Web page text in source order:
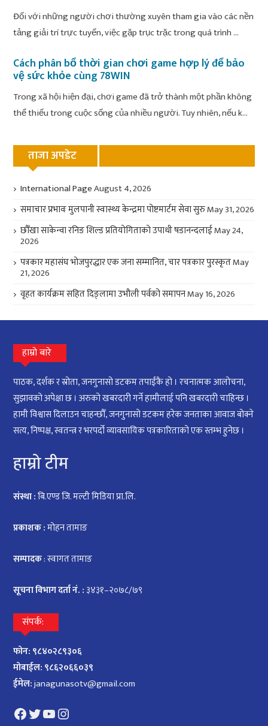
Đối với những người chơi thường xuyên tham gia vào các nền
tảng giải trí trực tuyến, việc gặp trục trặc trong quá trình ...
Cách phân bổ thời gian chơi game hợp lý để bảo
vệ sức khỏe cùng 78WIN
Trong xã hội hiện đại, chơi game đã trở thành một phần không
thể thiếu trong cuộc sống của nhiều người. Tuy nhiên, nếu k...
ताजा अपडेट
International PageAugust 4, 2026
समाचार प्रभावः मुलपानी स्वास्थ्य केन्द्रमा पोष्टमार्टम सेवा सुरुMay 31, 2026
छौँखा साकेन्वा रनिङ शिल्ड प्रतियोगिताको उपाधी षडानन्दलाईMay 24,
2026
पत्रकार महासंघ भोजपुरद्धार एक जना सम्मानित, चार पत्रकार पुरस्कृतMay
21, 2026
वृहत कार्यक्रम सहित दिङ्लामा उभौली पर्वको समापनMay 16, 2026
हाम्रो बारे
पाठक, दर्शक र स्रोता, जनगुनासो डटकम तपाईंकै हो । रचनात्मक आलोचना,
सुझावको अपेक्षा छ । अरुको खबरदारी गर्ने हामीलाई पनि खबरदारी चाहिन्छ ।
हामी विश्वास दिलाउन चाहन्छौँ, जनगुनासो डटकम हरेक जनताका आवाज बोक्ने
सत्य, निष्पक्ष, स्वतन्त्र र भरपर्दो व्यावसायिक पत्रकारिताको एक स्तम्भ हुनेछ ।
हाम्रो टीम
संस्था :बि.एण्ड जि. मल्टी मिडिया प्रा.लि.
प्रकाशक :मोहन तामाङ
सम्पादक: स्वागत तामाङ
सूचना विभाग दर्ता नं. : ३४३१–२०७८/७९
संपर्क:
फोन: ९८४०२८९३०६
मोबाईल: ९८६२०६६०३९
ईमेल:janagunasotv@gmail.com
Facebook
Twitter
YouTube
Instagram